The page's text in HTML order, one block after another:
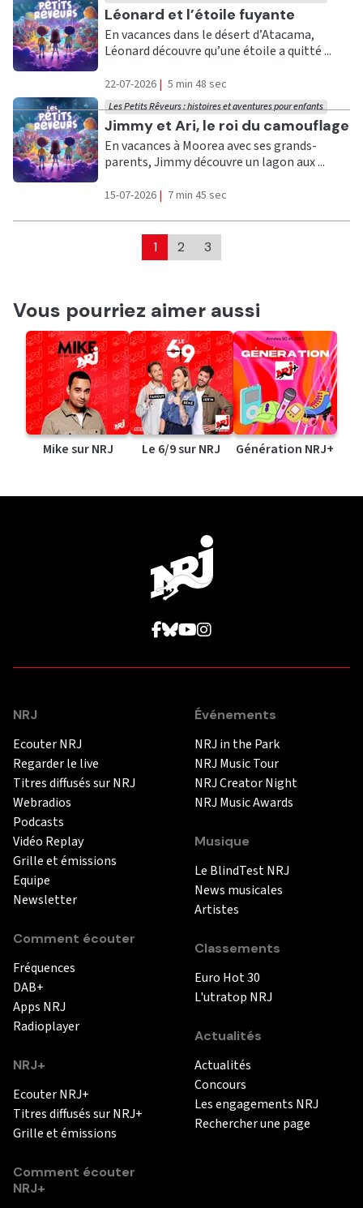
Ecouter
Léonard et l’étoile fuyante
En vacances dans le désert d’Atacama,
Léonard découvre qu’une étoile a quitté ...
22-07-2026 | 5 min 48 sec
Ecouter
Jimmy et Ari, le roi du camouflage
Les Petits Rêveurs : histoires et aventures pour enfants
En vacances à Moorea avec ses grands-
parents, Jimmy découvre un lagon aux ...
15-07-2026 | 7 min 45 sec
1 2 3
Vous pourriez aimer aussi
Mike sur NRJ Le 6/9 sur NRJ Génération NRJ+
NRJ
Ecouter NRJ
Regarder le live
Titres diffusés sur NRJ
Webradios
Podcasts
Vidéo Replay
Grille et émissions
Equipe
Newsletter
Comment écouter
Fréquences
DAB+
Apps NRJ
Radioplayer
NRJ+
Ecouter NRJ+
Titres diffusés sur NRJ+
Grille et émissions
Comment écouter
NRJ+
Événements
NRJ in the Park
NRJ Music Tour
NRJ Creator Night
NRJ Music Awards
Musique
Le BlindTest NRJ
News musicales
Artistes
Classements
Euro Hot 30
L'utratop NRJ
Actualités
Actualités
Concours
Les engagements NRJ
Rechercher une page